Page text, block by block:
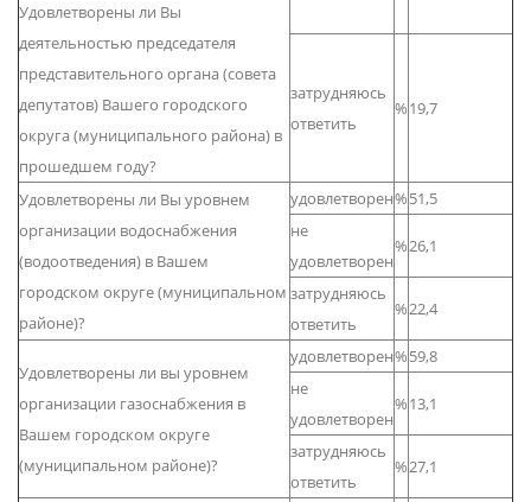
Удовлетворены ли Вы
деятельностью председателя
представительного органа (совета
депутатов) Вашего городского
округа (муниципального района) в
прошедшем году?
затрудняюсь
ответить
%19,7
Удовлетворены ли Вы уровнем
организации водоснабжения
(водоотведения) в Вашем
городском округе (муниципальном
районе)?
удовлетворен%51,5
не
удовлетворен
%26,1
затрудняюсь
ответить
%22,4
Удовлетворены ли вы уровнем
организации газоснабжения в
Вашем городском округе
(муниципальном районе)?
удовлетворен%59,8
не
удовлетворен
%13,1
затрудняюсь
ответить
%27,1